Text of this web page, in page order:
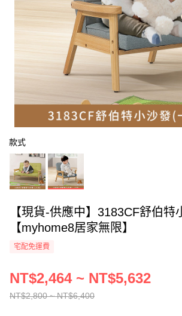
款式
【現貨-供應中】3183CF舒伯特
【myhome8居家無限】
宅配免運費
NT$2,800 ~ NT$6,400
NT$2,464 ~ NT$5,632